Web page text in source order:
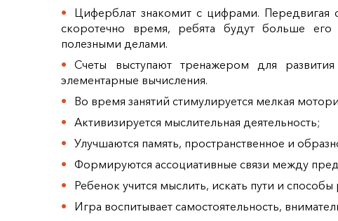
Циферблат знакомит с цифрами. Передвигая
скоротечно время, ребята будут больше его
полезными делами.
Счеты выступают тренажером для
элементарные вычисления.
Во время занятий стимулируется мелкая
Активизируется мыслительная деятельность;
Улучшаются память, пространственное и
Формируются ассоциативные связи между
Ребенок учится мыслить, искать пути и
Игра воспитывает самостоятельность,